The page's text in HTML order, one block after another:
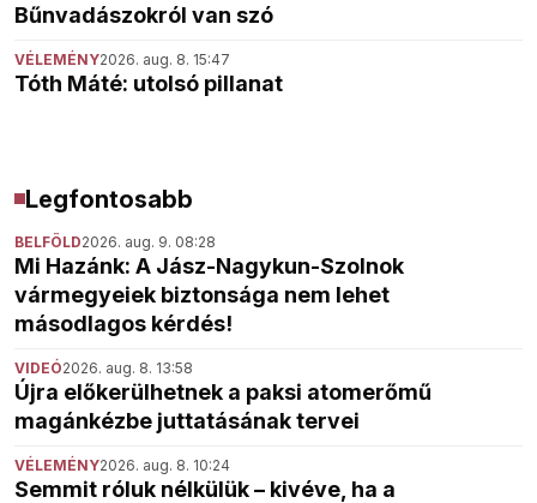
Bűnvadászokról van szó
VÉLEMÉNY2026. aug. 8. 15:47
Tóth Máté: utolsó pillanat
Legfontosabb
BELFÖLD2026. aug. 9. 08:28
Mi Hazánk: A Jász-Nagykun-Szolnok
vármegyeiek biztonsága nem lehet
másodlagos kérdés!
VIDEÓ2026. aug. 8. 13:58
Újra előkerülhetnek a paksi atomerőmű
magánkézbe juttatásának tervei
VÉLEMÉNY2026. aug. 8. 10:24
Semmit róluk nélkülük – kivéve, ha a